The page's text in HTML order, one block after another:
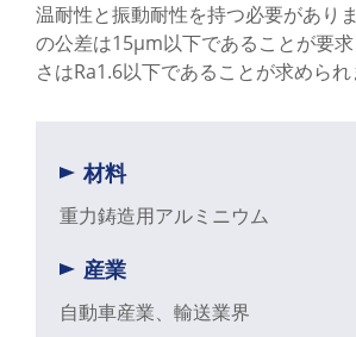
温耐性と振動耐性を持つ必要があり
の公差は15μm以下であることが要
さはRa1.6以下であることが求められ
材料
重力鋳造用アルミニウム
産業
自動車産業、輸送業界
フォークリフトベアリングシー
パレットバランシングホイール
産業用ブレーキキャリア / 重機
キャリア
産業用ブレーキフランジ / 産業
ンジ